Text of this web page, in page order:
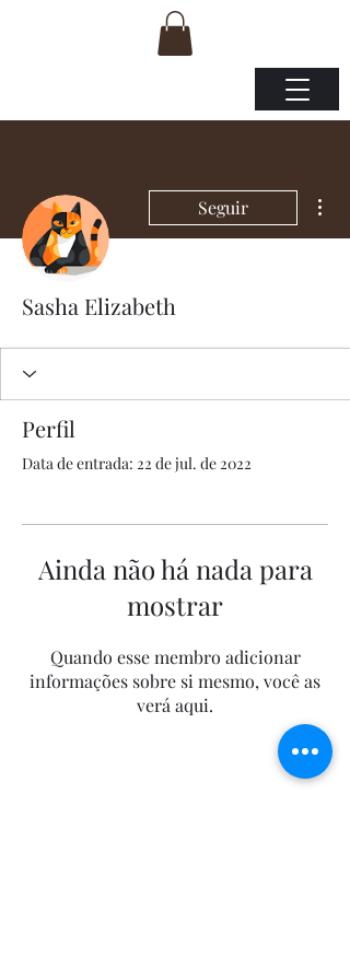
Seguir
Sasha Elizabeth
Perfil
Data de entrada: 22 de jul. de 2022
Ainda não há nada para
mostrar
Quando esse membro adicionar
informações sobre si mesmo, você as
verá aqui.